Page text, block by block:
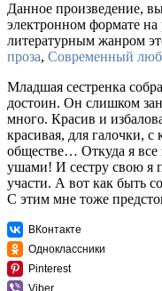
Данное произведение,
электронном формате
литературным жанром
проза, Современный
Младшая сестренка
достоин. Он слишком
много. Красив и
красивая, для галочки, с
обществе… Откуда я
ушами! И сестру свою я
участи. А вот как быть
С этим мне тоже
ВКонтакте
Одноклассники
Pinterest